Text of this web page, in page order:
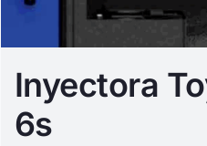
Inyectora
6s